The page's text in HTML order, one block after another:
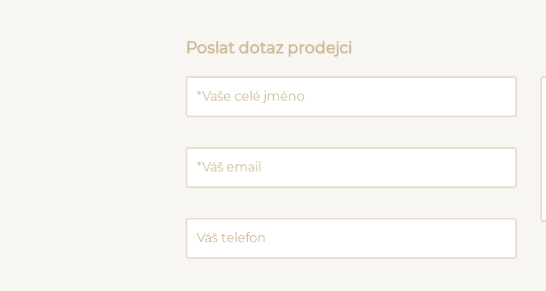
Poslat dotaz prodejci